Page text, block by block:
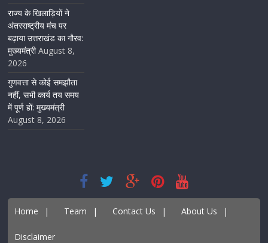
राज्य के खिलाड़ियों ने
अंतरराष्ट्रीय मंच पर
बढ़ाया उत्तराखंड का गौरव:
मुख्यमंत्री August 8,
2026
गुणवत्ता से कोई समझौता
नहीं, सभी कार्य तय समय
में पूर्ण हों: मुख्यमंत्री
August 8, 2026
Home | Team | Contact Us | About Us |
Disclaimer